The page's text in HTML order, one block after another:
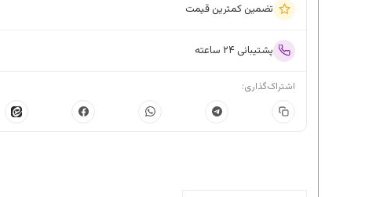
تضمین کمترین قیمت
پشتیبانی ۲۴ ساعته
اشتراک‌گذاری: